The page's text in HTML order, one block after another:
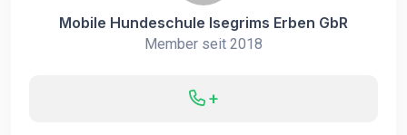
Mobile Hundeschule Isegrims Erben GbR
Member seit 2018
+